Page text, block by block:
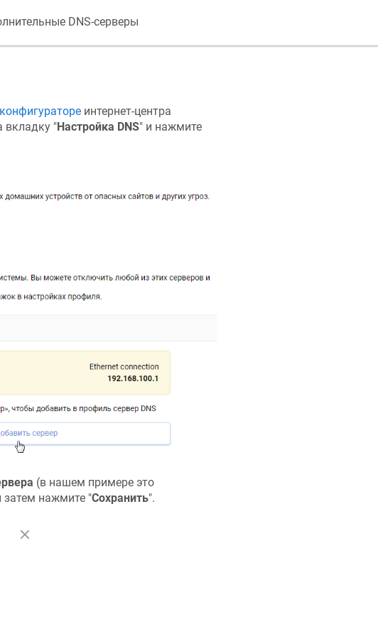
DNS-серверы
интернет-центра
вкладку "Настройка DNS" и нажмите
(в нашем примере это
затем нажмите "Сохранить".